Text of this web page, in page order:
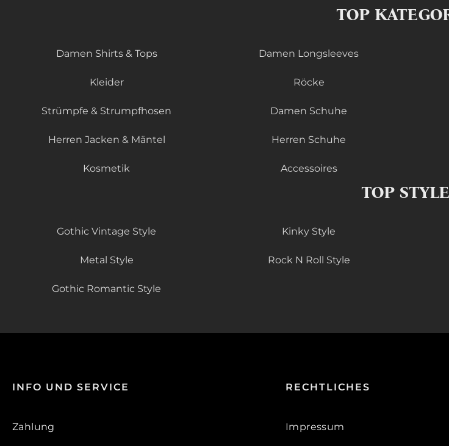
TOP
Damen Shirts & Tops Damen Longsleeves
Kleider Röcke
Strümpfe & Strumpfhosen Damen Schuhe
Herren Jacken & Mäntel Herren Schuhe
Kosmetik Accessoires
TOP
Gothic Vintage Style Kinky Style
Metal Style Rock N Roll Style
Gothic Romantic Style
INFO UND SERVICE
Zahlung
RECHTLICHES
Impressum